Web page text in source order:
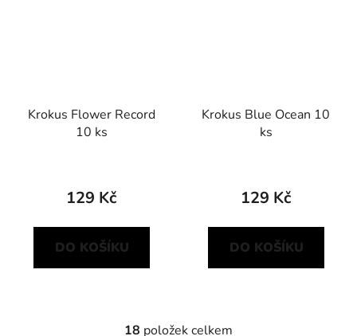
Krokus Flower Record
10 ks
129 Kč
DO KOŠÍKU
Krokus Blue Ocean 10
ks
129 Kč
DO KOŠÍKU
18 položek celkem